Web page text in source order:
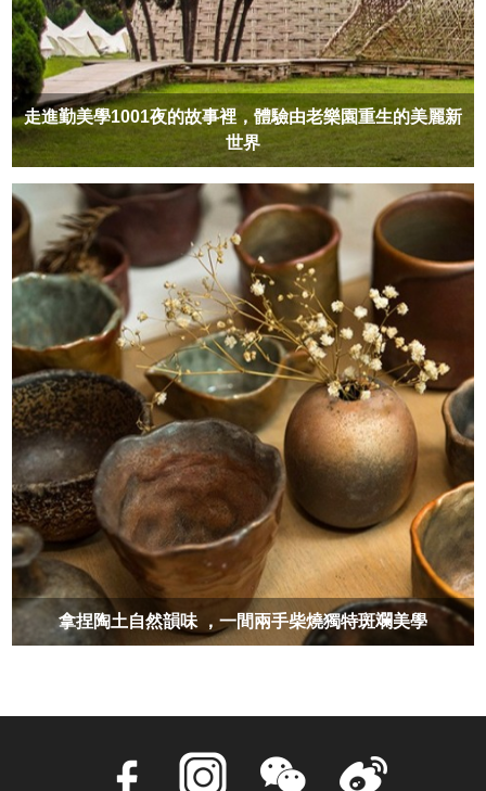
走進勤美學1001夜的故事裡，體驗由老樂園重生的美麗新
世界
拿捏陶土自然韻味 ，一間兩手柴燒獨特斑斕美學